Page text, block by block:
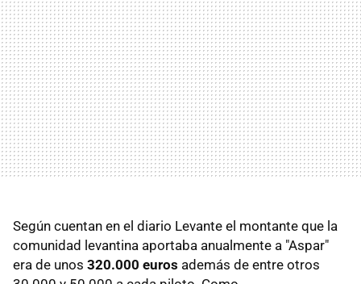
Según cuentan en el diario Levante el montante que la
comunidad levantina aportaba anualmente a "Aspar"
era de unos 320.000 euros además de entre otros